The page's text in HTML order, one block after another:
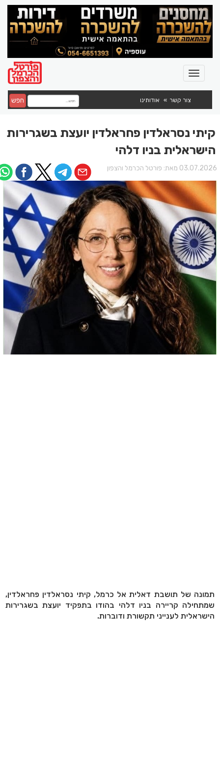
צור קשר אודותינו חפש
קיתי נסראלדין פחראלדין יועצת בשגרירות
הישראלית בניו דלהי
מאת: פורטל הכרמל והצפון
תמונה של תושבת דאלית אל כרמל, קיתי נסראלדין פחראלדין,
שמתחילה קריירה בניו דלהי בהודו בתפקיד יועצת בשגרירות
הישראלית לענייני תקשורת ודוברות.